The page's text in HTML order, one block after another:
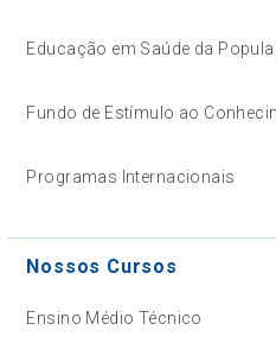
Educação em Saúde da
Fundo de Estímulo ao
Programas Internacionais
Nossos Cursos
Ensino Médio Técnico